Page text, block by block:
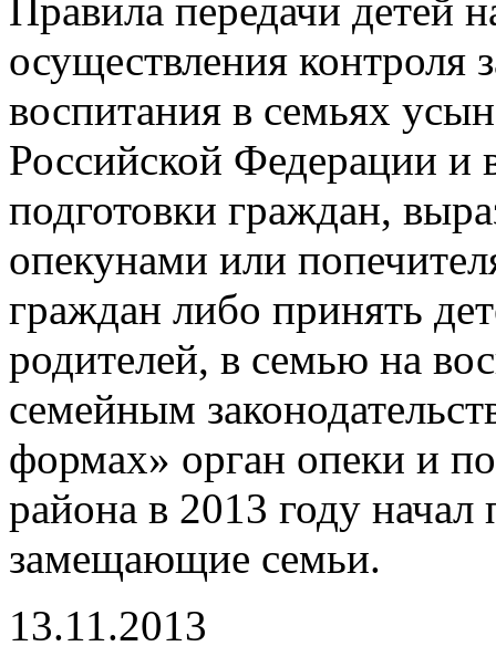
Правила передачи детей
осуществления контроля
воспитания в семьях
Российской Федерации и
подготовки граждан,
опекунами или
граждан либо принять
родителей, в семью на
семейным
формах» орган опеки и
района в 2013 году начал
замещающие семьи.
13.11.2013